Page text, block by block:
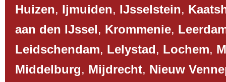
Huizen, Ijmuiden, IJsselstein,
aan den IJssel, Krommenie,
Leidschendam, Lelystad, Lochem,
Middelburg, Mijdrecht, Nieuw